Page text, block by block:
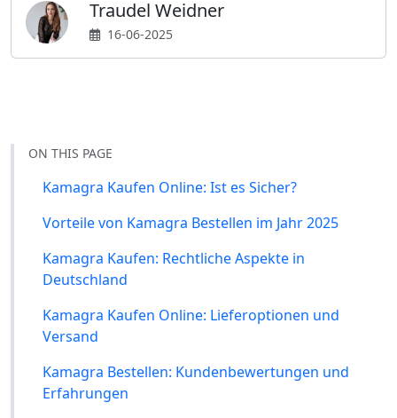
Traudel Weidner
16-06-2025
ON THIS PAGE
Kamagra Kaufen Online: Ist es Sicher?
Vorteile von Kamagra Bestellen im Jahr 2025
Kamagra Kaufen: Rechtliche Aspekte in
Deutschland
Kamagra Kaufen Online: Lieferoptionen und
Versand
Kamagra Bestellen: Kundenbewertungen und
Erfahrungen